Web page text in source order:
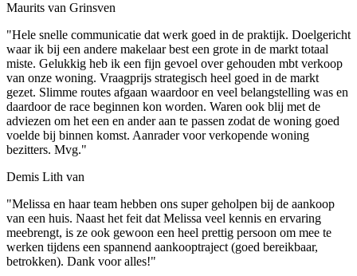
Maurits van Grinsven
"Hele snelle communicatie dat werk goed in de praktijk. Doelgericht
waar ik bij een andere makelaar best een grote in de markt totaal
miste. Gelukkig heb ik een fijn gevoel over gehouden mbt verkoop
van onze woning. Vraagprijs strategisch heel goed in de markt
gezet. Slimme routes afgaan waardoor en veel belangstelling was en
daardoor de race beginnen kon worden. Waren ook blij met de
adviezen om het een en ander aan te passen zodat de woning goed
voelde bij binnen komst. Aanrader voor verkopende woning
bezitters. Mvg."
Demis Lith van
"Melissa en haar team hebben ons super geholpen bij de aankoop
van een huis. Naast het feit dat Melissa veel kennis en ervaring
meebrengt, is ze ook gewoon een heel prettig persoon om mee te
werken tijdens een spannend aankooptraject (goed bereikbaar,
betrokken). Dank voor alles!"